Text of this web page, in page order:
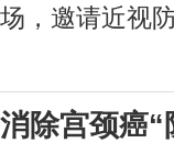
场，邀请近视
消除宫颈癌“